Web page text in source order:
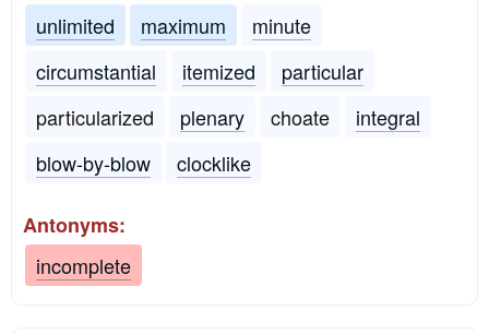
unlimited
maximum
minute
circumstantial
itemized
particular
particularized
plenary choate
integral
blow-by-blow
clocklike
Antonyms:
incomplete